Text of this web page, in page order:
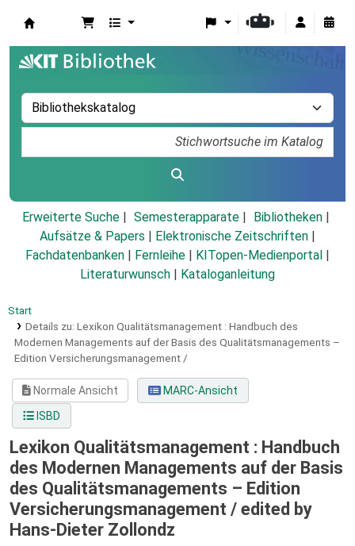
Erweiterte Suche Semesterapparate
Bibliotheken
Aufsätze & Papers
Elektronische Zeitschriften
Fachdatenbanken
Fernleihe KITopen-Medienportal
Literaturwunsch
Kataloganleitung
Start
Details zu: Lexikon Qualitätsmanagement : Handbuch des
Modernen Managements auf der Basis des Qualitätsmanagements –
Edition Versicherungsmanagement /
Normale Ansicht
MARC-Ansicht
ISBD
Lexikon Qualitätsmanagement : Handbuch
des Modernen Managements auf der Basis
des Qualitätsmanagements – Edition
Versicherungsmanagement / edited by
Hans-Dieter Zollondz